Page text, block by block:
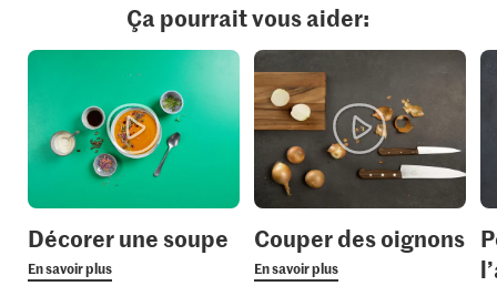
Ça pourrait vous aider:
Décorer une soupe
En savoir plus
Couper des oignons
En savoir plus